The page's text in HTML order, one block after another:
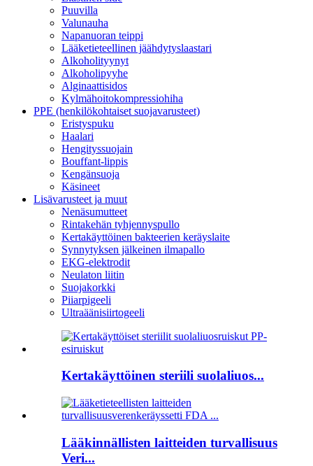
Puuvilla
Valunauha
Napanuoran teippi
Lääketieteellinen jäähdytyslaastari
Alkoholityynyt
Alkoholipyyhe
Alginaattisidos
Kylmähoitokompressiohiha
PPE (henkilökohtaiset suojavarusteet)
Eristyspuku
Haalari
Hengityssuojain
Bouffant-lippis
Kengänsuoja
Käsineet
Lisävarusteet ja muut
Nenäsumutteet
Rintakehän tyhjennyspullo
Kertakäyttöinen bakteerien keräyslaite
Synnytyksen jälkeinen ilmapallo
EKG-elektrodit
Neulaton liitin
Suojakorkki
Piiarpigeeli
Ultraäänisiirtogeeli
Kertakäyttöinen steriili suolaliuos...
Lääkinnällisten laitteiden turvallisuus
Veri...